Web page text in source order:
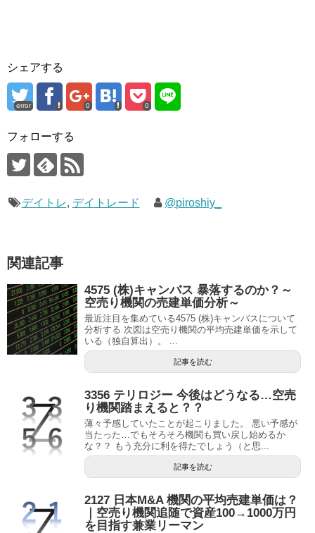
シェアする
error 0 0
フォローする
デイトレ, デイトレード @piroshiy_
関連記事
4575 (株)キャンバス 暴落するのか？～
空売り機関の売建単価分析～
最近注目を集めている4575 (株)キャンバスについて
分析する 次図は空売り機関の平均売建単価を示して
いる（独自算出）。 ...
記事を読む
3356 テリロジー 今後はどうなる…空売
り機関踏まえると？？
薄々予感していたことが起こりました。 悪い予感が
当たった…でもそろそろ機関も買い戻し始めるか
な？？ もう充分に利を得たでしょう（と思...
記事を読む
2127 日本M&A 機関の平均売建単価は？
｜空売り機関追随で資産100→1000万円
を目指す兼業リーマン